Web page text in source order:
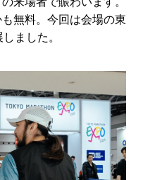
無料。今回は会場の東
ました。